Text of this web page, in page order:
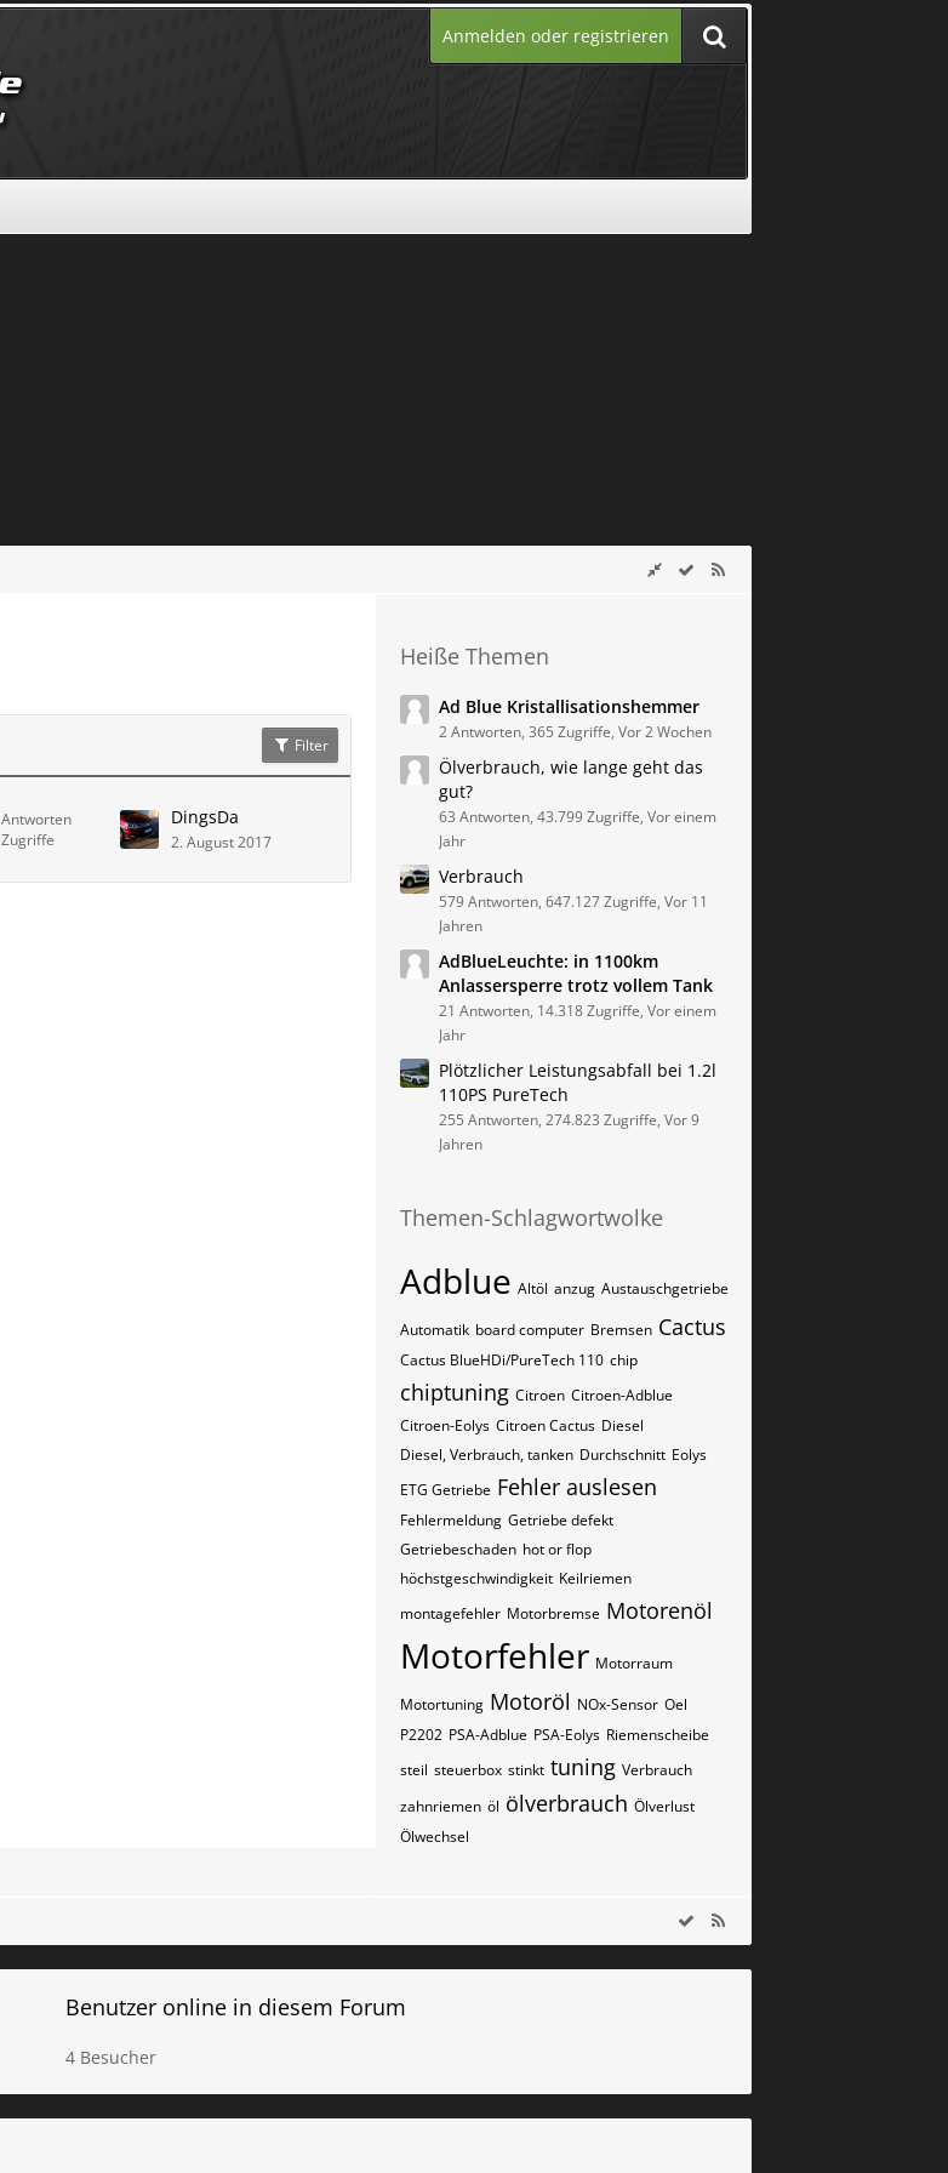
Anmelden oder registrieren
Filter
Antworten
Zugriffe
DingsDa
2. August 2017
Heiße Themen
Ad Blue Kristallisationshemmer
2 Antworten, 365 Zugriffe, Vor 2 Wochen
Ölverbrauch, wie lange geht das
gut?
63 Antworten, 43.799 Zugriffe, Vor einem
Jahr
Verbrauch
579 Antworten, 647.127 Zugriffe, Vor 11
Jahren
AdBlueLeuchte: in 1100km
Anlassersperre trotz vollem Tank
21 Antworten, 14.318 Zugriffe, Vor einem
Jahr
Plötzlicher Leistungsabfall bei 1.2l
110PS PureTech
255 Antworten, 274.823 Zugriffe, Vor 9
Jahren
Themen-Schlagwortwolke
Adblue Altöl anzug Austauschgetriebe
Automatik board computer Bremsen Cactus
Cactus BlueHDi/PureTech 110 chip
chiptuning Citroen Citroen-Adblue
Citroen-Eolys Citroen Cactus Diesel
Diesel, Verbrauch, tanken Durchschnitt Eolys
ETG Getriebe Fehler auslesen
Fehlermeldung Getriebe defekt
Getriebeschaden hot or flop
höchstgeschwindigkeit Keilriemen
montagefehler Motorbremse Motorenöl
Motorfehler Motorraum
Motortuning Motoröl NOx-Sensor Oel
P2202 PSA-Adblue PSA-Eolys Riemenscheibe
steil steuerbox stinkt tuning Verbrauch
zahnriemen öl ölverbrauch Ölverlust
Ölwechsel
Benutzer online in diesem Forum
4 Besucher